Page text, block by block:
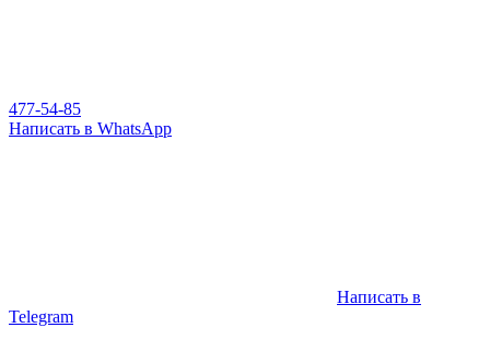
477-54-85
Написать в WhatsApp
Написать в
Telegram